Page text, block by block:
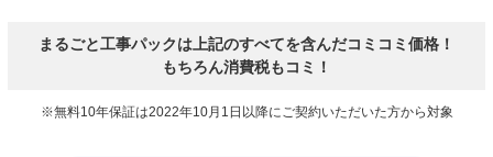
まるごと工事パックは上記のすべてを含んだコミコミ価格！
もちろん消費税もコミ！
※無料10年保証は2022年10月1日以降にご契約いただいた方から対象